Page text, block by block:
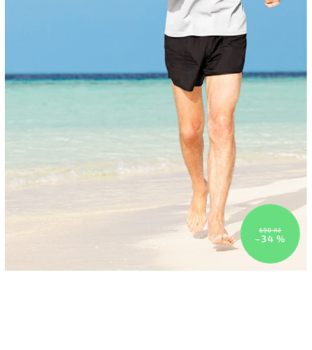
690 Kč
–34 %